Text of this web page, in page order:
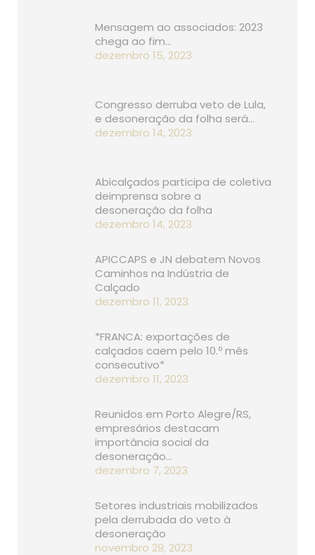
Mensagem ao associados: 2023
chega ao fim…
dezembro 15, 2023
Congresso derruba veto de Lula,
e desoneração da folha será…
dezembro 14, 2023
Abicalçados participa de coletiva
deimprensa sobre a
desoneração da folha
dezembro 14, 2023
APICCAPS e JN debatem Novos
Caminhos na Indústria de
Calçado
dezembro 11, 2023
*FRANCA: exportações de
calçados caem pelo 10.º mês
consecutivo*
dezembro 11, 2023
Reunidos em Porto Alegre/RS,
empresários destacam
importância social da
desoneração…
dezembro 7, 2023
Setores industriais mobilizados
pela derrubada do veto à
desoneração
novembro 29, 2023